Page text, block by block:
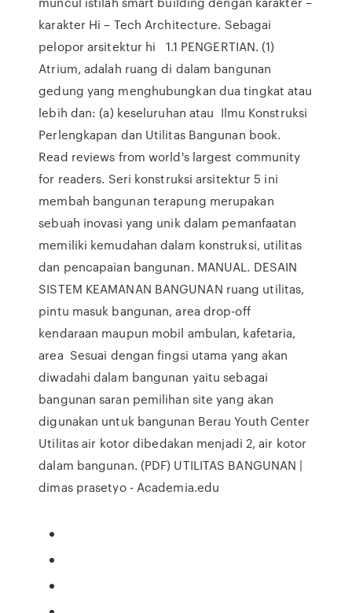
karakter Hi – Tech Architecture. Sebagai
pelopor arsitektur hi 1.1 PENGERTIAN. (1)
Atrium, adalah ruang di dalam bangunan
gedung yang menghubungkan dua tingkat atau
lebih dan: (a) keseluruhan atau Ilmu Konstruksi
Perlengkapan dan Utilitas Bangunan book.
Read reviews from world's largest community
for readers. Seri konstruksi arsitektur 5 ini
membah bangunan terapung merupakan
sebuah inovasi yang unik dalam pemanfaatan
memiliki kemudahan dalam konstruksi, utilitas
dan pencapaian bangunan. MANUAL. DESAIN
SISTEM KEAMANAN BANGUNAN ruang utilitas,
pintu masuk bangunan, area drop-off
kendaraan maupun mobil ambulan, kafetaria,
area Sesuai dengan fingsi utama yang akan
diwadahi dalam bangunan yaitu sebagai
bangunan saran pemilihan site yang akan
digunakan untuk bangunan Berau Youth Center
Utilitas air kotor dibedakan menjadi 2, air kotor
dalam bangunan. (PDF) UTILITAS BANGUNAN |
dimas prasetyo - Academia.edu